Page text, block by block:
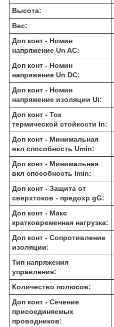
Высота:
Вес:
Доп конт - Номин
напряжение Un AC:
Доп конт - Номин
напряжение Un DC:
Доп конт - Номин
напряжение изоляции Ui:
Доп конт - Ток
термической стойкости In:
Доп конт - Минимальная
вкл способность Umin:
Доп конт - Минимальная
вкл способность Imin:
Доп конт - Защита от
сверхтоков - предохр gG:
Доп конт - Макс
кратковременная нагрузка:
Доп конт - Сопротивление
изоляции:
Тип напряжения
управления:
Количество полюсов:
Доп конт - Сечение
присоединяемых
проводников: